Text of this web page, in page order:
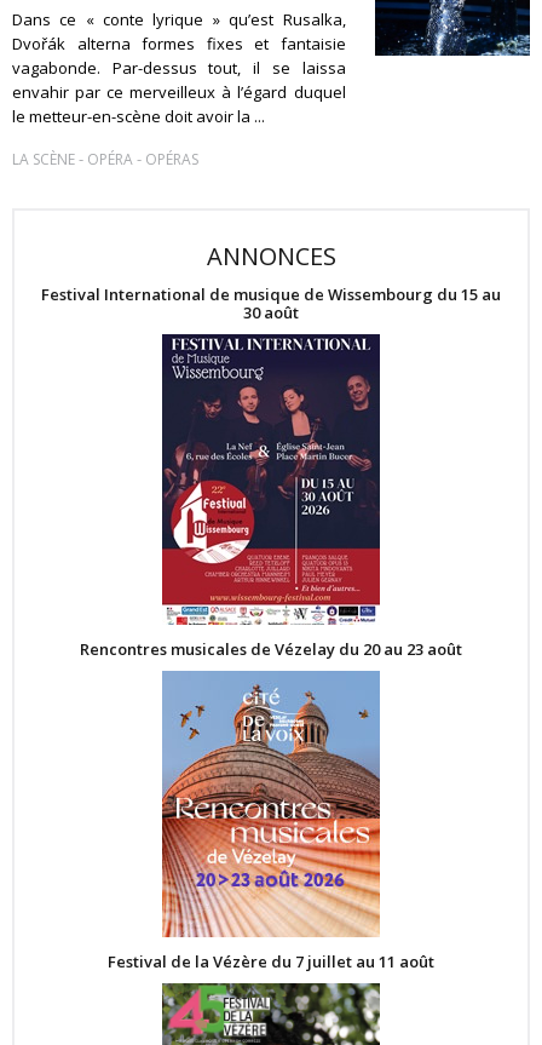
Dans ce « conte lyrique » qu’est Rusalka,
Dvořák alterna formes fixes et fantaisie
vagabonde. Par-dessus tout, il se laissa
envahir par ce merveilleux à l’égard duquel
le metteur-en-scène doit avoir la ...
LA SCÈNE- OPÉRA- OPÉRAS
ANNONCES
Festival International de musique de Wissembourg du 15 au
30 août
Rencontres musicales de Vézelay du 20 au 23 août
Festival de la Vézère du 7 juillet au 11 août